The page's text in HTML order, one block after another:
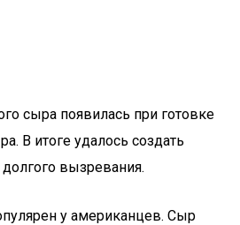
сыра появилась при готовке
В итоге удалось создать
вызревания.
у американцев. Сыр